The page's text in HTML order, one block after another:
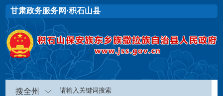
甘肃政务服务网·积石山县
搜全州